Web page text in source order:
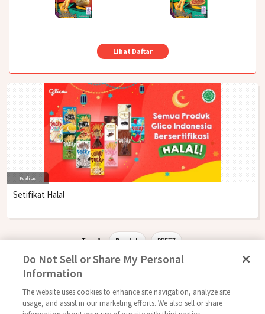
Lihat Daftar
Kualitas
Setifikat Halal
Tags # Produk PRETZ
Follow Us
Do Not Sell or Share My Personal
Information
The website uses cookies to enhance site navigation, analyze site
usage, and assist in our marketing efforts. We also sell or share